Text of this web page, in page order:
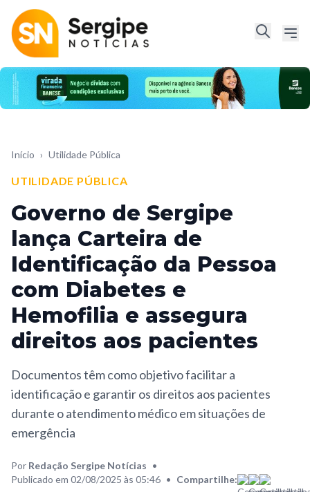
Início › Utilidade Pública
UTILIDADE PÚBLICA
Governo de Sergipe
lança Carteira de
Identificação da Pessoa
com Diabetes e
Hemofilia e assegura
direitos aos pacientes
Documentos têm como objetivo facilitar a
identificação e garantir os direitos aos pacientes
durante o atendimento médico em situações de
emergência
Por Redação Sergipe Notícias •
Publicado em 02/08/2025 às 05:46 • Compartilhe: